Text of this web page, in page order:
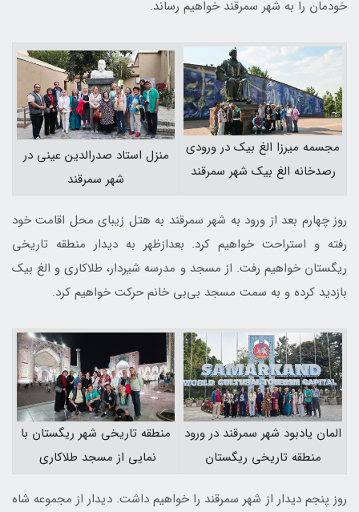
خودمان را به شهر سمرقند خواهیم رساند.
مجسمه میرزا الغ بیک در ورودی
رصدخانه الغ بیک شهر سمرقند
منزل استاد صدرالدین عینی در
شهر سمرقند
روز چهارم بعد از ورود به شهر سمرقند به هتل زیبای محل اقامت خود
رفته و استراحت خواهیم کرد. بعدازظهر به دیدار منطقه تاریخی
ریگستان خواهیم رفت. از مسجد و مدرسه شیردار، طلاکاری و الغ‌ بیک
بازدید کرده و به سمت مسجد بی‌‎بی خانم حرکت خواهیم کرد.
المان یادبود شهر سمرقند در ورود
منطقه تاریخی ریگستان
منطقه تاریخی شهر ریگستان با
نمایی از مسجد طلاکاری
روز پنجم دیدار از شهر سمرقند را خواهیم داشت. دیدار از مجموعه شاه